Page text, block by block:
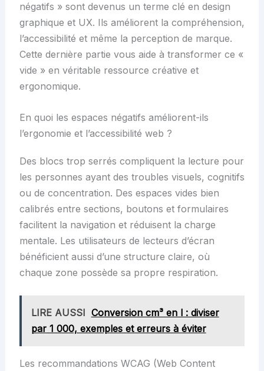
négatifs » sont devenus un terme clé en design
graphique et UX. Ils améliorent la compréhension,
l’accessibilité et même la perception de marque.
Cette dernière partie vous aide à transformer ce «
vide » en véritable ressource créative et
ergonomique.
En quoi les espaces négatifs améliorent-ils
l’ergonomie et l’accessibilité web ?
Des blocs trop serrés compliquent la lecture pour
les personnes ayant des troubles visuels, cognitifs
ou de concentration. Des espaces vides bien
calibrés entre sections, boutons et formulaires
facilitent la navigation et réduisent la charge
mentale. Les utilisateurs de lecteurs d’écran
bénéficient aussi d’une structure claire, où
chaque zone possède sa propre respiration.
LIRE AUSSI Conversion cm³ en l : diviser
par 1 000, exemples et erreurs à éviter
Les recommandations WCAG (Web Content